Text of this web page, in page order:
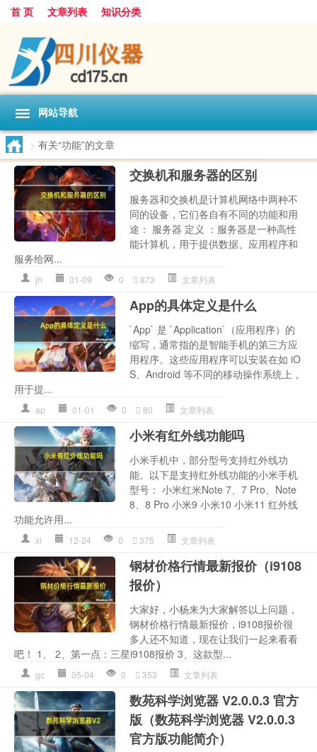
首 页 文章列表 知识分类
网站导航
> 有关“功能”的文章
交换机和服务器的区别
服务器和交换机是计算机网络中两种不
同的设备，它们各自有不同的功能和用
途： 服务器 定义 ：服务器是一种高性
能计算机，用于提供数据、应用程序和
服务给网...
jh 01-09 0 873 文章列表
App的具体定义是什么
`App` 是 `Application`（应用程序）的
缩写，通常指的是智能手机的第三方应
用程序。这些应用程序可以安装在如 iO
S、Android 等不同的移动操作系统上，
用于提...
ap 01-01 0 80 文章列表
小米有红外线功能吗
小米手机中，部分型号支持红外线功
能。以下是支持红外线功能的小米手机
型号： 小米红米Note 7、7 Pro、Note
8、8 Pro 小米9 小米10 小米11 红外线
功能允许用...
xl 12-24 0 375 文章列表
钢材价格行情最新报价（i9108
报价）
大家好，小杨来为大家解答以上问题，
钢材价格行情最新报价，i9108报价很
多人还不知道，现在让我们一起来看看
吧！ 1、 2、第一点：三星i9108报价 3、这款型...
gc 05-04 0 353 文章列表
数苑科学浏览器 V2.0.0.3 官方
版（数苑科学浏览器 V2.0.0.3
官方版功能简介）